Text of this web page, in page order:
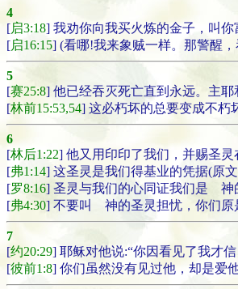
4
[启3:18] 我劝你向我买火炼的金子，叫
[启16:15] (看哪!我来象贼一样。那警醒
5
[赛25:8] 他已经吞灭死亡直到永远。主
[林前15:53,54] 这必朽坏的总要变成不朽
6
[林后1:22] 他又用印印了我们，并赐圣灵
[弗1:14] 这圣灵是我们得基业的凭据(原
[罗8:16] 圣灵与我们的心同证我们是 神
[弗4:30] 不要叫 神的圣灵担忧，你们原
7
[约20:29] 耶稣对他说:“你因看见了我才
[彼前1:8] 你们虽然没有见过他，却是爱